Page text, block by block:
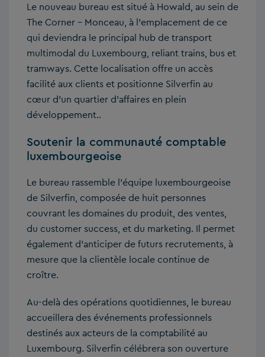
Le nouveau bureau est situé à Howald, au sein de
The Corner – Monceau, à l’emplacement de ce
qui deviendra le principal hub de transport
multimodal du Luxembourg, reliant trains, bus et
tramways. Cette localisation offre un accès
facilité aux clients et positionne Silverfin au
cœur d’un quartier d’affaires en plein
développement..
Soutenir la communauté comptable
luxembourgeoise
Le bureau rassemble l’équipe luxembourgeoise
de Silverfin, composée de huit personnes
couvrant les domaines du produit, des ventes,
du customer success, et du marketing. Il permet
également d’anticiper de futurs recrutements, à
mesure que la clientèle locale continue de
croître.
Au-delà des opérations quotidiennes, le bureau
accueillera des événements professionnels
destinés aux acteurs de la comptabilité au
Luxembourg. Silverfin célébrera son ouverture